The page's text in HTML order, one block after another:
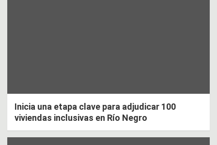
Inicia una etapa clave para adjudicar 100
viviendas inclusivas en Río Negro